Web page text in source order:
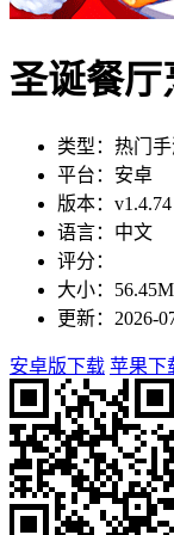
圣诞餐厅
类型：热门
平台：安卓
版本：
语言：中文
评分：
大小：56.45M
更新：2026-
安卓版下载 苹果下